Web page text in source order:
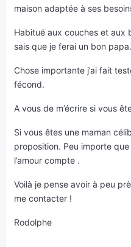
maison adaptée à ses
Habitué aux couches et aux
sais que je ferai un bon papa.
Chose importante j’ai fait
fécond.
A vous de m’écrire si vous
Si vous êtes une maman
proposition. Peu importe
l’amour compte .
Voilà je pense avoir à peu
me contacter !
Rodolphe